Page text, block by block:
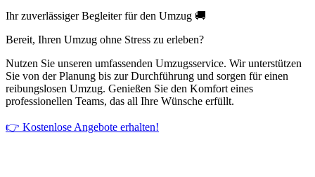
Ihr zuverlässiger Begleiter für den Umzug 🚚
Bereit, Ihren Umzug ohne Stress zu erleben?
Nutzen Sie unseren umfassenden Umzugsservice. Wir unterstützen
Sie von der Planung bis zur Durchführung und sorgen für einen
reibungslosen Umzug. Genießen Sie den Komfort eines
professionellen Teams, das all Ihre Wünsche erfüllt.
👉 Kostenlose Angebote erhalten!